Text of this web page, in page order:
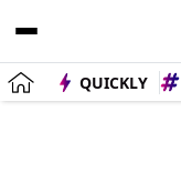
QUICKLY